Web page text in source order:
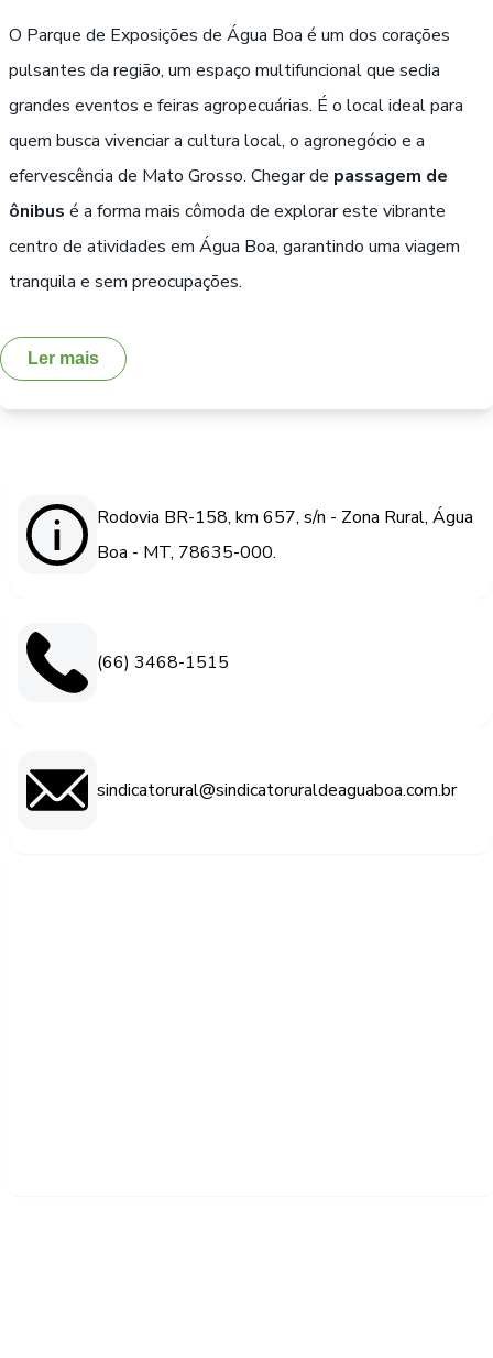
O Parque de Exposições de Água Boa é um dos corações
pulsantes da região, um espaço multifuncional que sedia
grandes eventos e feiras agropecuárias. É o local ideal para
quem busca vivenciar a cultura local, o agronegócio e a
efervescência de Mato Grosso. Chegar de passagem de
ônibus é a forma mais cômoda de explorar este vibrante
centro de atividades em Água Boa, garantindo uma viagem
tranquila e sem preocupações.
Ler mais
Rodovia BR-158, km 657, s/n - Zona Rural, Água
Boa - MT, 78635-000.
(66) 3468-1515
sindicatorural@sindicatoruraldeaguaboa.com.br